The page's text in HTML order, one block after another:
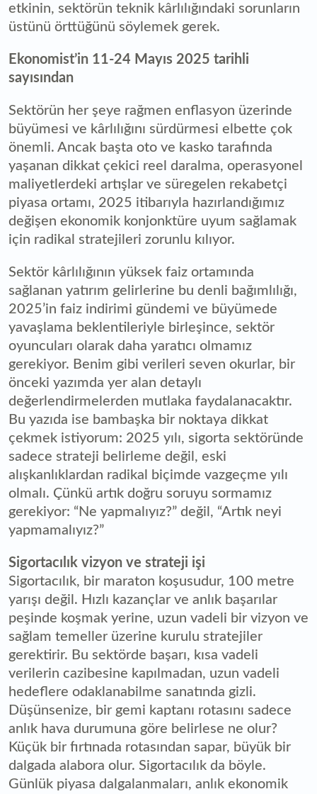
etkinin, sektörün teknik kârlılığındaki sorunların
üstünü örttüğünü söylemek gerek.
Ekonomist’in 11-24 Mayıs 2025 tarihli
sayısından
Sektörün her şeye rağmen enflasyon üzerinde
büyümesi ve kârlılığını sürdürmesi elbette çok
önemli. Ancak başta oto ve kasko tarafında
yaşanan dikkat çekici reel daralma, operasyonel
maliyetlerdeki artışlar ve süregelen rekabetçi
piyasa ortamı, 2025 itibarıyla hazırlandığımız
değişen ekonomik konjonktüre uyum sağlamak
için radikal stratejileri zorunlu kılıyor.
Sektör kârlılığının yüksek faiz ortamında
sağlanan yatırım gelirlerine bu denli bağımlılığı,
2025’in faiz indirimi gündemi ve büyümede
yavaşlama beklentileriyle birleşince, sektör
oyuncuları olarak daha yaratıcı olmamız
gerekiyor. Benim gibi verileri seven okurlar, bir
önceki yazımda yer alan detaylı
değerlendirmelerden mutlaka faydalanacaktır.
Bu yazıda ise bambaşka bir noktaya dikkat
çekmek istiyorum: 2025 yılı, sigorta sektöründe
sadece strateji belirleme değil, eski
alışkanlıklardan radikal biçimde vazgeçme yılı
olmalı. Çünkü artık doğru soruyu sormamız
gerekiyor: “Ne yapmalıyız?” değil, “Artık neyi
yapmamalıyız?”
Sigortacılık vizyon ve strateji işi
Sigortacılık, bir maraton koşusudur, 100 metre
yarışı değil. Hızlı kazançlar ve anlık başarılar
peşinde koşmak yerine, uzun vadeli bir vizyon ve
sağlam temeller üzerine kurulu stratejiler
gerektirir. Bu sektörde başarı, kısa vadeli
verilerin cazibesine kapılmadan, uzun vadeli
hedeflere odaklanabilme sanatında gizli.
Düşünsenize, bir gemi kaptanı rotasını sadece
anlık hava durumuna göre belirlese ne olur?
Küçük bir fırtınada rotasından sapar, büyük bir
dalgada alabora olur. Sigortacılık da böyle.
Günlük piyasa dalgalanmaları, anlık ekonomik